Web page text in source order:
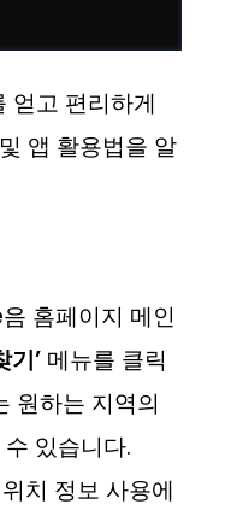
얻고 편리하게
앱 활용법을 알
홈페이지 메인
기’ 메뉴를 클릭
원하는 지역의
있습니다.
위치 정보 사용에